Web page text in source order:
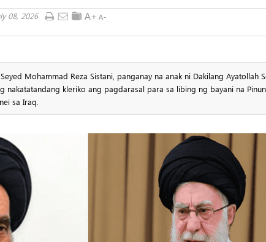
08, 2026
Mohammad Reza Sistani, panganay na anak ni Dakilang Ayatollah
nakatatandang kleriko ang pagdarasal para sa libing ng bayani na
sa Iraq.